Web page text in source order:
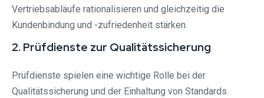
Vertriebsabläufe rationalisieren und gleichzeitig die
Kundenbindung und -zufriedenheit stärken.
2. Prüfdienste zur Qualitätssicherung
Prüfdienste spielen eine wichtige Rolle bei der
Qualitätssicherung und der Einhaltung von Standards.